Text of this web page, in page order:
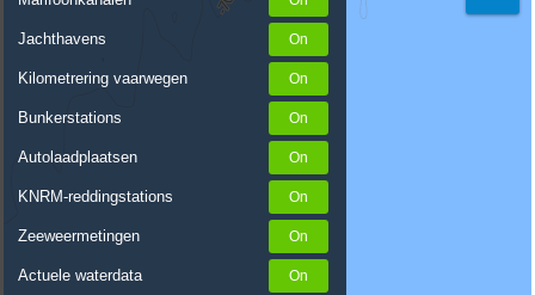
Jachthavens
Kilometrering vaarwegen
Bunkerstations
Autolaadplaatsen
KNRM-reddingstations
Zeeweermetingen
Actuele waterdata